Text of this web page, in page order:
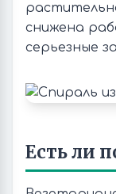
снижена
серьезные
Есть ли